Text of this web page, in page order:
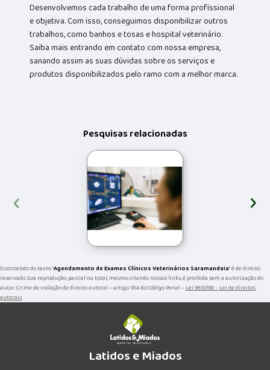
Desenvolvemos cada trabalho de uma forma profissional
e objetiva. Com isso, conseguimos disponibilizar outros
trabalhos, como banhos e tosas e hospital veterinário.
Saiba mais entrando em contato com nossa empresa,
sanando assim as suas dúvidas sobre os serviços e
produtos disponibilizados pelo ramo com a melhor marca.
Pesquisas relacionadas
‹ ›
O conteúdo do texto "Agendamento de Exames Clínicos Veterinários Saramandaia" é de direito
reservado. Sua reprodução, parcial ou total, mesmo citando nossos links, é proibida sem a autorização do
autor. Crime de violação de direito autoral – artigo 184 do Código Penal –Lei 9610/98 - Lei de direitos
autorais.
Latidos e Miados